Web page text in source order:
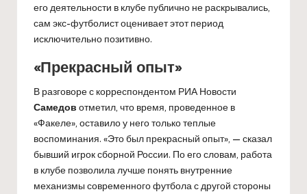
его деятельности в клубе публично не раскрывались,
сам экс-футболист оценивает этот период
исключительно позитивно.
«Прекрасный опыт»
В разговоре с корреспондентом РИА Новости
Самедов отметил, что время, проведенное в
«Факеле», оставило у него только теплые
воспоминания. «Это был прекрасный опыт», — сказал
бывший игрок сборной России. По его словам, работа
в клубе позволила лучше понять внутренние
механизмы современного футбола с другой стороны